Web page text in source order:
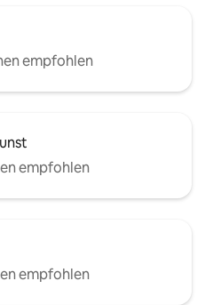
empfohlen
empfohlen
empfohlen